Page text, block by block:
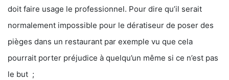
doit faire usage le professionnel. Pour dire qu’il serait
normalement impossible pour le dératiseur de poser des
pièges dans un restaurant par exemple vu que cela
pourrait porter préjudice à quelqu’un même si ce n’est pas
le but ;